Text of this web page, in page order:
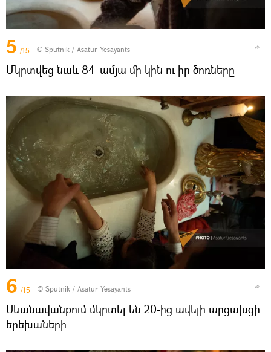
5 /15 © Sputnik / Asatur Yesayants
Մկրտվեց նաև 84–ամյա մի կին ու իր ծոռները
6 /15 © Sputnik / Asatur Yesayants
Սևանավանքում մկրտել են 20-ից ավելի արցախցի
երեխաների